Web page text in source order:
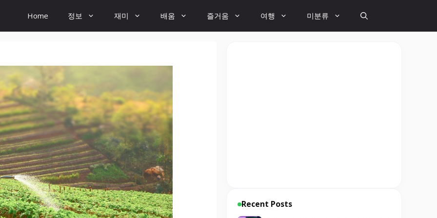
Home 정보 재미 배움 즐거움 여행 미분류
Recent Posts